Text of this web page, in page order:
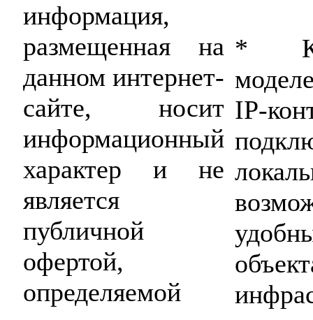
информация,
размещенная на
данном интернет-
сайте, носит
информационный
характер и не
является
публичной
офертой,
определяемой
*
IP-